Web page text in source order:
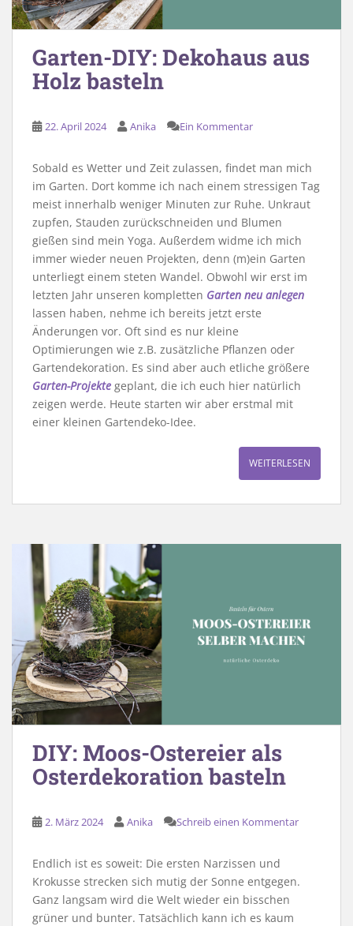
Garten-DIY: Dekohaus aus
Holz basteln
22. April 2024 Anika Ein Kommentar
Sobald es Wetter und Zeit zulassen, findet man mich
im Garten. Dort komme ich nach einem stressigen Tag
meist innerhalb weniger Minuten zur Ruhe. Unkraut
zupfen, Stauden zurückschneiden und Blumen
gießen sind mein Yoga. Außerdem widme ich mich
immer wieder neuen Projekten, denn (m)ein Garten
unterliegt einem steten Wandel. Obwohl wir erst im
letzten Jahr unseren kompletten Garten neu anlegen
lassen haben, nehme ich bereits jetzt erste
Änderungen vor. Oft sind es nur kleine
Optimierungen wie z.B. zusätzliche Pflanzen oder
Gartendekoration. Es sind aber auch etliche größere
Garten-Projekte geplant, die ich euch hier natürlich
zeigen werde. Heute starten wir aber erstmal mit
einer kleinen Gartendeko-Idee.
WEITERLESEN
DIY: Moos-Ostereier als
Osterdekoration basteln
2. März 2024 Anika Schreib einen Kommentar
Endlich ist es soweit: Die ersten Narzissen und
Krokusse strecken sich mutig der Sonne entgegen.
Ganz langsam wird die Welt wieder ein bisschen
grüner und bunter. Tatsächlich kann ich es kaum